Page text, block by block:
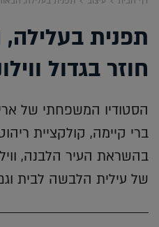
תפנית
חוזר בגדול
הסטודיו המשפחתי של
ברי קיימה, קולקציית
בהשראת העיר הלבנה,
של עילית הלבשה לבית